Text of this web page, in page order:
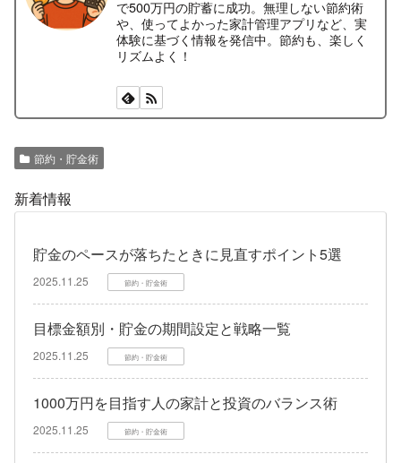
で500万円の貯蓄に成功。無理しない節約術
や、使ってよかった家計管理アプリなど、実
体験に基づく情報を発信中。節約も、楽しく
リズムよく！
節約・貯金術
新着情報
貯金のペースが落ちたときに見直すポイント5選
2025.11.25 節約・貯金術
目標金額別・貯金の期間設定と戦略一覧
2025.11.25 節約・貯金術
1000万円を目指す人の家計と投資のバランス術
2025.11.25 節約・貯金術